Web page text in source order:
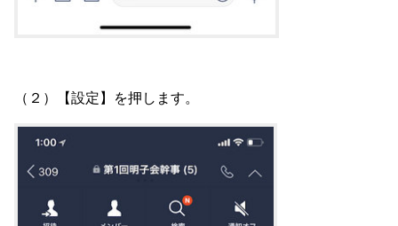
（２）【設定】を押します。